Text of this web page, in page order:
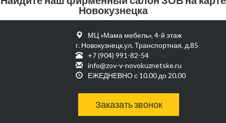
Новокузнецка
МЦ «Мама мебель», 4-й этаж
г. Новокузнецк.ул. Транспортная, д.85
+7 (904) 991-82-54
info@zov-v-novokuznetske.ru
ЕЖЕДНЕВНО с 10.00 до 20.00
Заказать звонок